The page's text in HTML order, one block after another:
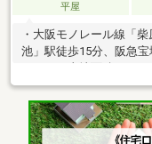
平屋
・大阪モノレール線「
池」駅徒歩15分、阪急
お庭のある戸建・LDK
ォームで間取り変更も
としてのご検討も可能